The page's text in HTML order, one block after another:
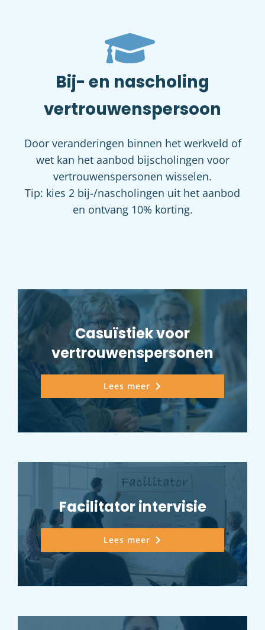
Bij- en nascholing
vertrouwenspersoon
Door veranderingen binnen het werkveld of
wet kan het aanbod bijscholingen voor
vertrouwenspersonen wisselen.
Tip: kies 2 bij-/nascholingen uit het aanbod
en ontvang 10% korting.
Casuïstiek voor
vertrouwenspersonen
Lees meer
Facilitator intervisie
Lees meer